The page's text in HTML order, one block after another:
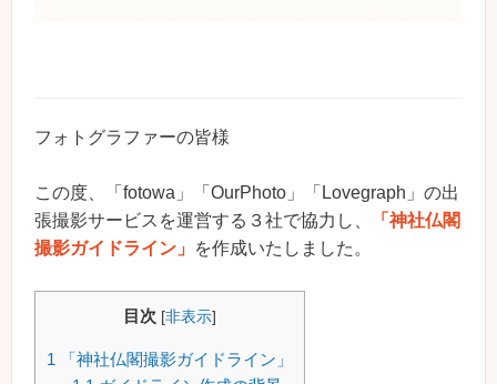
フォトグラファーの皆様
この度、「fotowa」「OurPhoto」「Lovegraph」の出
張撮影サービスを運営する３社で協力し、
「神社仏閣
撮影ガイドライン」 を作成いたしました。
目次 [非表示]
1 「神社仏閣撮影ガイドライン」